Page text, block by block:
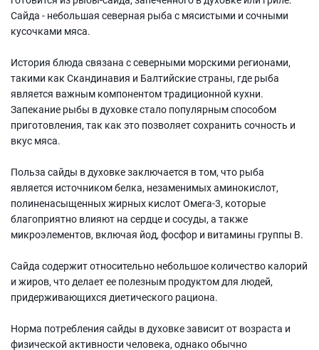
Сайда - небольшая северная рыба с мясистыми и сочными
кусочками мяса.
История блюда связана с северными морскими регионами,
такими как Скандинавия и Балтийские страны, где рыба
является важным компонентом традиционной кухни.
Запекание рыбы в духовке стало популярным способом
приготовления, так как это позволяет сохранить сочность и
вкус мяса.
Польза сайды в духовке заключается в том, что рыба
является источником белка, незаменимых аминокислот,
полиненасыщенных жирных кислот Омега-3, которые
благоприятно влияют на сердце и сосуды, а также
микроэлементов, включая йод, фосфор и витамины группы В.
Сайда содержит относительно небольшое количество калорий
и жиров, что делает ее полезным продуктом для людей,
придерживающихся диетического рациона.
Норма потребления сайды в духовке зависит от возраста и
физической активности человека, однако обычно